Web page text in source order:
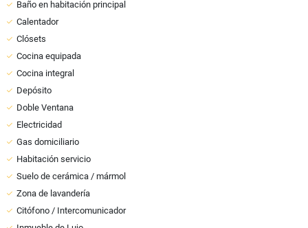
Baño en habitación principal
Calentador
Clósets
Cocina equipada
Cocina integral
Depósito
Doble Ventana
Electricidad
Gas domiciliario
Habitación servicio
Suelo de cerámica / mármol
Zona de lavandería
Citófono / Intercomunicador